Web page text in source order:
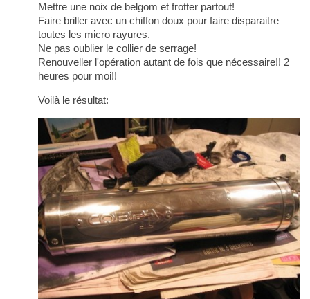
Mettre une noix de belgom et frotter partout!
Faire briller avec un chiffon doux pour faire disparaitre
toutes les micro rayures.
Ne pas oublier le collier de serrage!
Renouveller l'opération autant de fois que nécessaire!! 2
heures pour moi!!
Voilà le résultat: